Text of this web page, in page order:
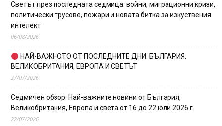
Светът през последната седмица: войни, миграционни кризи,
политически трусове, пожари и новата битка за изкуствения
интелект
06/08/2026
НАЙ-ВАЖНОТО ОТ ПОСЛЕДНИТЕ ДНИ: БЪЛГАРИЯ,
ВЕЛИКОБРИТАНИЯ, ЕВРОПА И СВЕТЪТ
27/07/2026
Седмичен обзор: Най-важните новини от България,
Великобритания, Европа и света от 16 до 22 юли 2026 г.
22/07/2026